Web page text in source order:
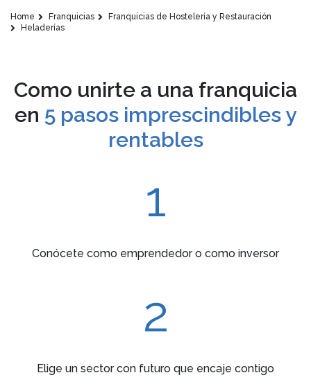
Home Franquicias
Franquicias de Hostelería y Restauración
Heladerías
Como unirte a una franquicia
en 5 pasos imprescindibles y
rentables
1
Conócete como emprendedor o como inversor
2
Elige un sector con futuro que encaje contigo